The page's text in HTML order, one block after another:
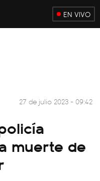
EN VIVO
27 de julio 2023 - 09:42
muerte de